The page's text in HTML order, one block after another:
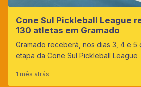
Cone Sul Pickleball League
130 atletas em Gramado
Gramado receberá, nos dias 3, 4 e 5
etapa da Cone Sul Pickleball League
1 mês atrás